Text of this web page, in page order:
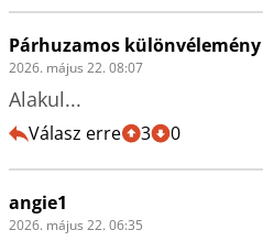
Párhuzamos különvélemény
2026. május 22. 08:07
Alakul...
Válasz erre 3 0
angie1
2026. május 22. 06:35